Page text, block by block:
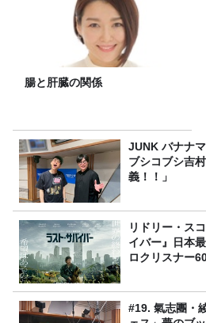
腸と肝臓の関係
JUNK バナナマン「番組初登場！平成ノ
ブシコブシ吉
義！！」
リドリー・ス
イバー』日本
ロクリスナー
#19. 氣志團・